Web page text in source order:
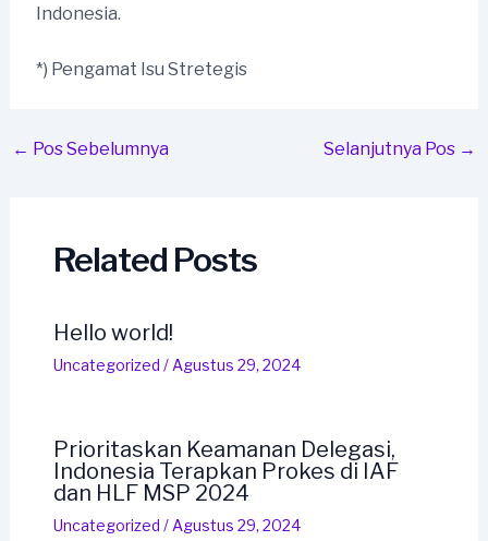
Indonesia.
*) Pengamat Isu Stretegis
Post
← Pos Sebelumnya Selanjutnya Pos →
Related Posts
Hello world!
Uncategorized / Agustus 29, 2024
Prioritaskan Keamanan Delegasi,
Indonesia Terapkan Prokes di IAF
dan HLF MSP 2024
Uncategorized / Agustus 29, 2024